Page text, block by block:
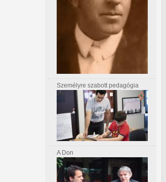
Személyre szabott pedagógia
A Don